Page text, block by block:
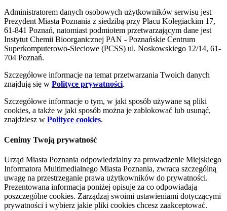
Administratorem danych osobowych użytkowników serwisu jest
Prezydent Miasta Poznania z siedzibą przy Placu Kolegiackim 17,
61-841 Poznań, natomiast podmiotem przetwarzającym dane jest
Instytut Chemii Bioorganicznej PAN - Poznańskie Centrum
Superkomputerowo-Sieciowe (PCSS) ul. Noskowskiego 12/14, 61-
704 Poznań.
Szczegółowe informacje na temat przetwarzania Twoich danych
znajdują się w Polityce prywatności.
Szczegółowe informacje o tym, w jaki sposób używane są pliki
cookies, a także w jaki sposób można je zablokować lub usunąć,
znajdziesz w Polityce cookies.
Cenimy Twoją prywatność
Urząd Miasta Poznania odpowiedzialny za prowadzenie Miejskiego
Informatora Multimedialnego Miasta Poznania, zwraca szczególną
uwagę na przestrzeganie prawa użytkowników do prywatności.
Prezentowana informacja poniżej opisuje za co odpowiadają
poszczególne cookies. Zarządzaj swoimi ustawieniami dotyczącymi
prywatności i wybierz jakie pliki cookies chcesz zaakceptować.